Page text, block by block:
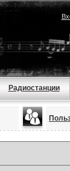
Радиостанции